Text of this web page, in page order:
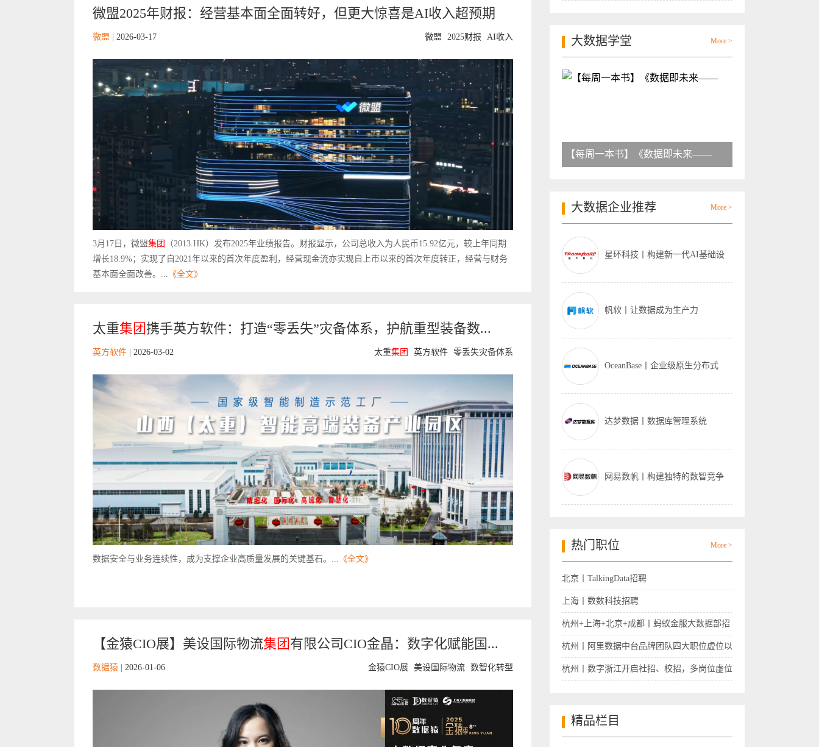
微盟2025年财报：经营基本面全面转好，但更大惊喜是AI收入超预期
微盟 2025财报 AI收入
微盟 2026-03-17
3月17日，微盟集团
（2013.HK）发布2025年业绩报告。财报显示，公司总收入为人民币15.92亿元，较上年同期
增长18.9%；实现了自2021年以来的首次年度盈利，经营现金流亦实现自上市以来的首次年度转正，经营与财务
基本面全面改善。... 《全文》
太重集团携手英方软件：打造“零丢失”灾备体系，护航重型装备数...
太重集团 英方软件 零丢失灾备体系
英方软件 2026-03-02
数据安全与业务连续性，成为支撑企业高质量发展的关键基石。... 《全文》
【金猿CIO展】美设国际物流集团有限公司CIO金晶：数字化赋能国...
金猿CIO展 美设国际物流 数智化转型
数据猿 2026-01-06
大数据学堂 More >
【每周一本书】《数据即未来——
大数据企业推荐 More >
星环科技丨构建新一代AI基础设
帆软丨让数据成为生产力
OceanBase丨企业级原生分布式
达梦数据丨数据库管理系统
网易数帆丨构建独特的数智竞争
热门职位 More >
北京丨TalkingData招聘
上海丨数数科技招聘
杭州+上海+北京+成都丨蚂蚁金服大数据部招
聘
杭州丨阿里数据中台品牌团队四大职位虚位以
待
杭州丨数字浙江开启社招、校招，多岗位虚位
精品栏目